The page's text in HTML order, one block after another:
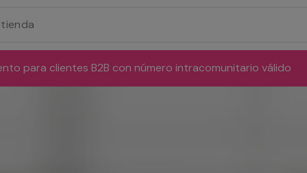
para clientes B2B con número intracomunitario válido